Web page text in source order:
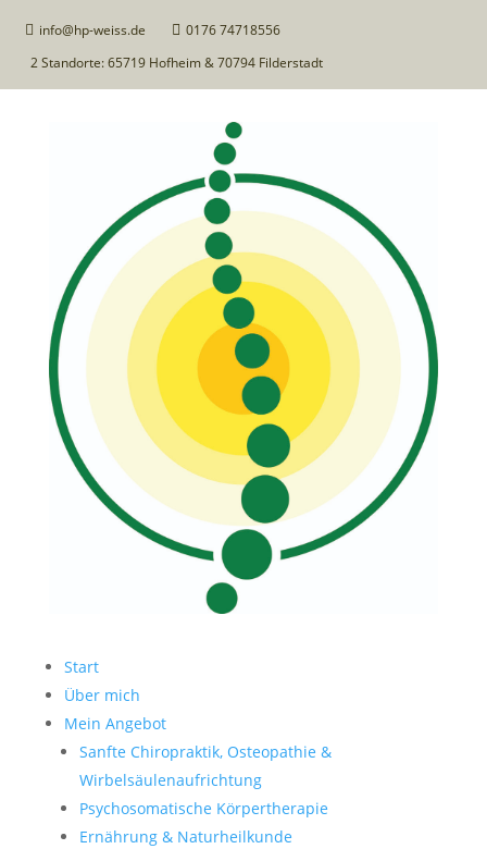
 info@hp-weiss.de  0176 74718556
2 Standorte: 65719 Hofheim & 70794 Filderstadt
Start
Über mich
Mein Angebot
Sanfte Chiropraktik, Osteopathie &
Wirbelsäulenaufrichtung
Psychosomatische Körpertherapie
Ernährung & Naturheilkunde